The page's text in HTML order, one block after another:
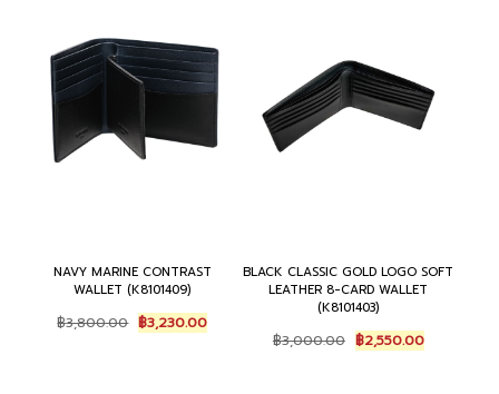
NAVY MARINE CONTRAST
WALLET (K8101409)
฿3,800.00 Original
price
฿3,230.00Current
price
BLACK CLASSIC GOLD LOGO SOFT
LEATHER 8-CARD WALLET
(K8101403)
฿3,000.00 Original
price
฿2,550.00Current
price